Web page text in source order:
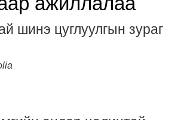
шинэ цуглуулгын зураг